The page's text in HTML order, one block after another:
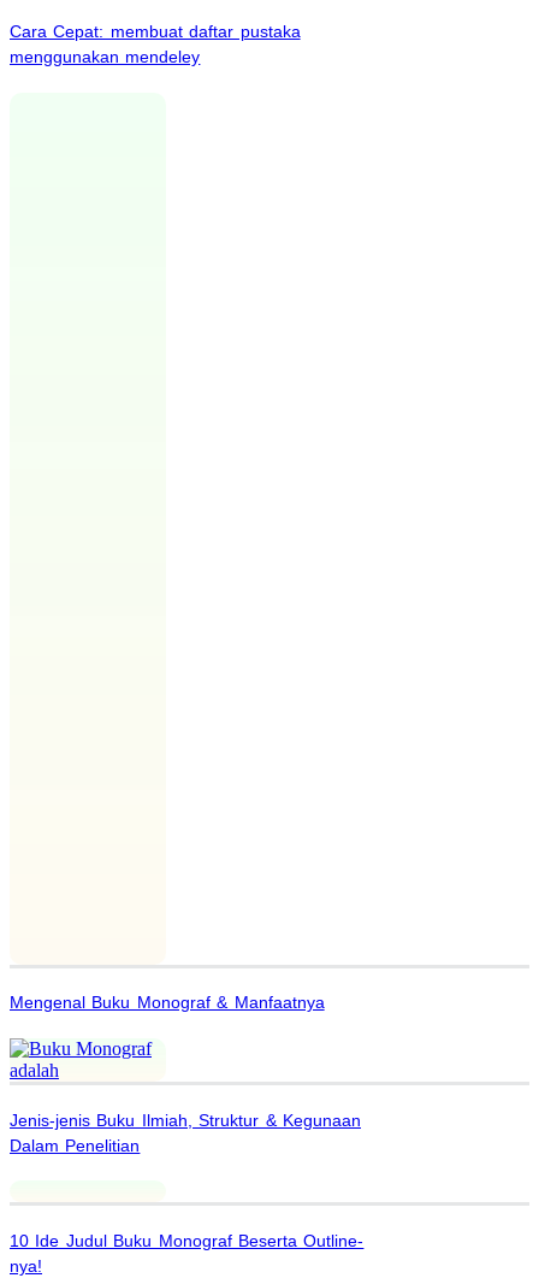
Cara Cepat: membuat daftar pustaka
menggunakan mendeley
Mengenal Buku Monograf & Manfaatnya
Jenis-jenis Buku Ilmiah, Struktur & Kegunaan
Dalam Penelitian
10 Ide Judul Buku Monograf Beserta Outline-
nya!